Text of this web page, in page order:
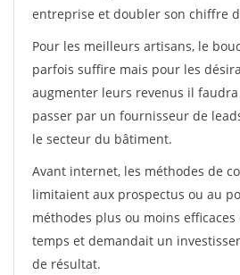
entreprise et doubler son chiffre
Pour les meilleurs artisans, le
parfois suffire mais pour les
augmenter leurs revenus il
passer par un fournisseur de
le secteur du bâtiment.
Avant internet, les méthodes de
limitaient aux prospectus ou au
méthodes plus ou moins
temps et demandait un
de résultat.